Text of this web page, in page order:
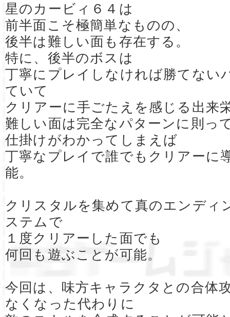
星のカービィ６４は
前半面こそ極簡単なものの、
後半は難しい面も存在する。
特に、後半のボスは
丁寧にプレイしなければ勝てない
ていて
クリアーに手ごたえを感じる出来
難しい面は完全なパターンに則っ
仕掛けがわかってしまえば
丁寧なプレイで誰でもクリアーに
能。
クリスタルを集めて真のエンディ
ステムで
１度クリアーした面でも
何回も遊ぶことが可能。
今回は、味方キャラクタとの合体
なくなった代わりに